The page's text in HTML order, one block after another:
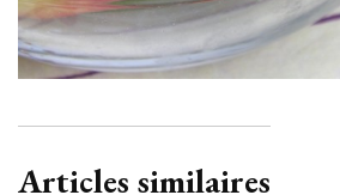
Articles similaires